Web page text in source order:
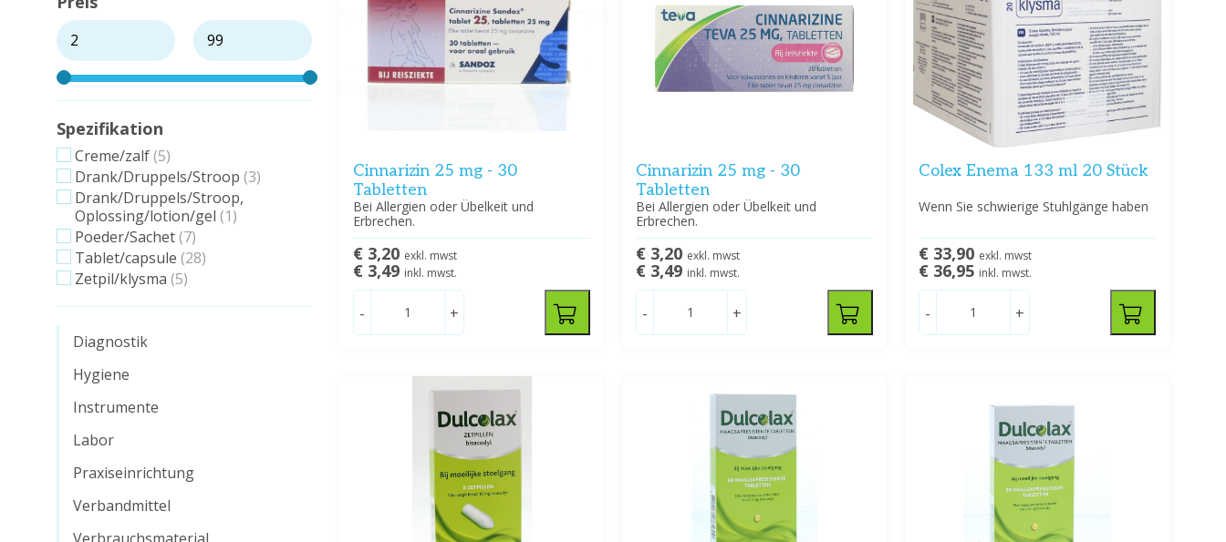
Spezifikation
Creme/zalf (5)
Drank/Druppels/Stroop (3)
Drank/Druppels/Stroop,
Oplossing/lotion/gel (1)
Poeder/Sachet (7)
Tablet/capsule (28)
Zetpil/klysma (5)
Diagnostik
Hygiene
Instrumente
Labor
Praxiseinrichtung
Verbandmittel
Cinnarizin 25 mg - 30
Tabletten
Bei Allergien oder Übelkeit und
Erbrechen.
€ 3,20 exkl. mwst
€ 3,49 inkl. mwst.
- +
Cinnarizin 25 mg - 30
Tabletten
Bei Allergien oder Übelkeit und
Erbrechen.
€ 3,20 exkl. mwst
€ 3,49 inkl. mwst.
- +
Colex Enema 133 ml 20 Stück
Wenn Sie schwierige Stuhlgänge haben
€ 33,90 exkl. mwst
€ 36,95 inkl. mwst.
- +